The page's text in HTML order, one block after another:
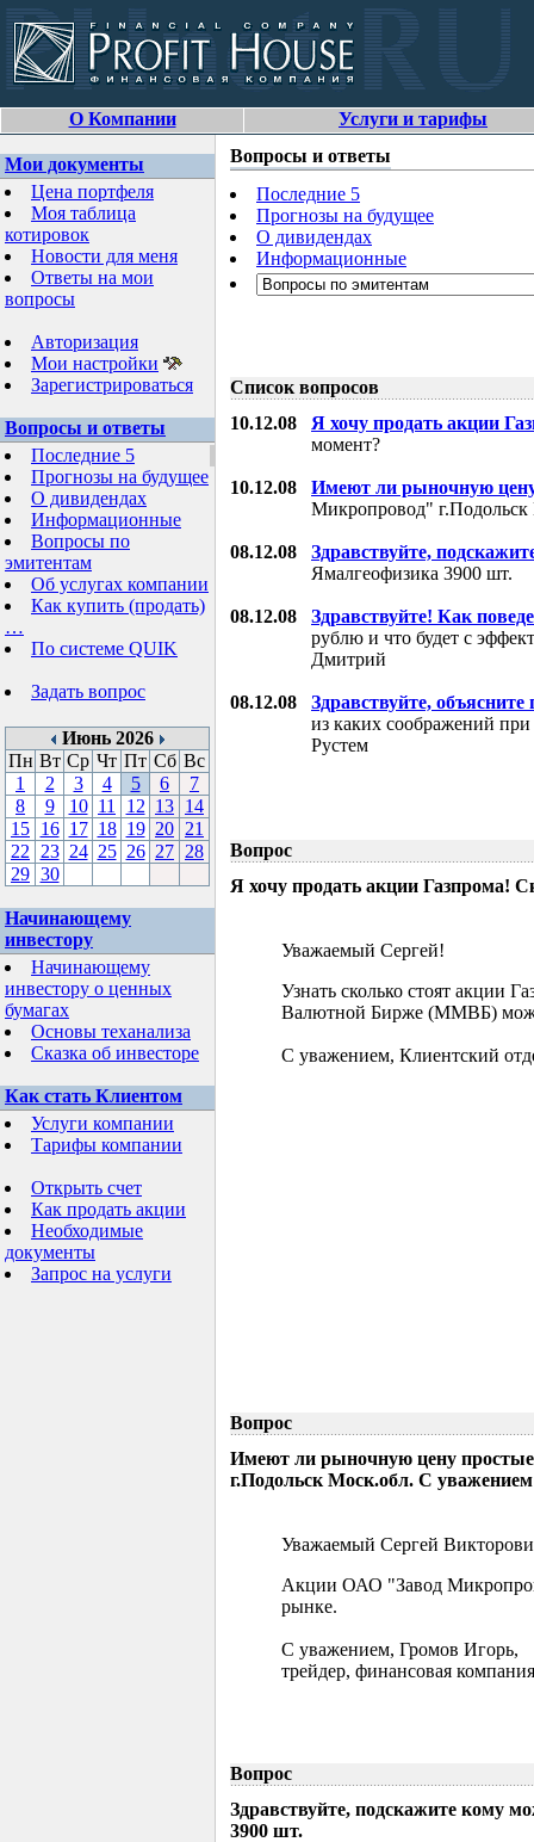
О Компании Услуги и тарифы
Мои документы
Цена портфеля
Моя таблица
котировок
Новости для меня
Ответы на мои
вопросы
Авторизация
Мои настройки
Зарегистрироваться
Вопросы и ответы
Последние 5
Прогнозы на будущее
О дивидендах
Информационные
Вопросы по
эмитентам
Об услугах компании
Как купить (продать)
…
По системе QUIK
Задать вопрос
Июнь 2026
Пн Вт Ср Чт Пт Сб Вс
1
2 3 4 5 6
7
8
9 10 11 12 13 14
15 16 17 18 19 20 21
22
23 24 25 26 27 28
29 30
Начинающему
инвестору
Начинающему
инвестору о ценных
бумагах
Основы теханализа
Сказка об инвесторе
Как стать Клиентом
Услуги компании
Тарифы компании
Открыть счет
Как продать акции
Необходимые
документы
Запрос на услуги
Вопросы и ответы
Последние 5
Прогнозы на будущее
О дивидендах
Информационные
Список вопросов
10.12.08 Я хочу продать акции
момент?
10.12.08
Имеют ли рыночную
Микропровод"
08.12.08
Здравствуйте,
Ямалгеофизика 3900 шт.
08.12.08
Здравствуйте! Как
рублю и что будет с
Дмитрий
08.12.08
Здравствуйте, объясните
из каких соображений
Рустем
Вопрос
Я хочу продать акции Газпрома!
Уважаемый Сергей!
Узнать сколько стоят акции
Валютной Бирже (ММВБ)
С уважением, Клиентский
Вопрос
Имеют ли рыночную цену
г.Подольск Моск.обл. С
Уважаемый Сергей
Акции ОАО "Завод
рынке.
С уважением, Громов Игорь,
трейдер, финансовая
Вопрос
Здравствуйте, подскажите кому
3900 шт.